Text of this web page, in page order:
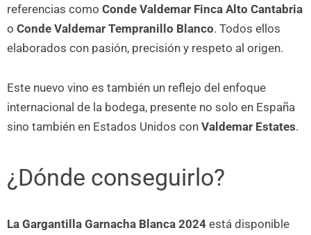
referencias como Conde Valdemar Finca Alto Cantabria
o Conde Valdemar Tempranillo Blanco. Todos ellos
elaborados con pasión, precisión y respeto al origen.
Este nuevo vino es también un reflejo del enfoque
internacional de la bodega, presente no solo en España
sino también en Estados Unidos con Valdemar Estates.
¿Dónde conseguirlo?
La Gargantilla Garnacha Blanca 2024 está disponible